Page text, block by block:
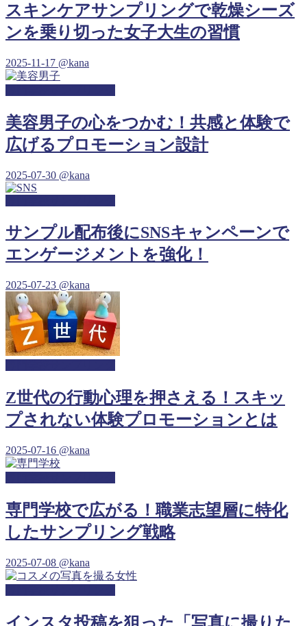
スキンケアサンプリングで乾燥シーズ
ンを乗り切った女子大生の習慣
2025-11-17 @kana
美容男子の心をつかむ！共感と体験で
広げるプロモーション設計
2025-07-30 @kana
サンプル配布後にSNSキャンペーンで
エンゲージメントを強化！
2025-07-23 @kana
Z世代の行動心理を押さえる！スキッ
プされない体験プロモーションとは
2025-07-16 @kana
専門学校で広がる！職業志望層に特化
したサンプリング戦略
2025-07-08 @kana